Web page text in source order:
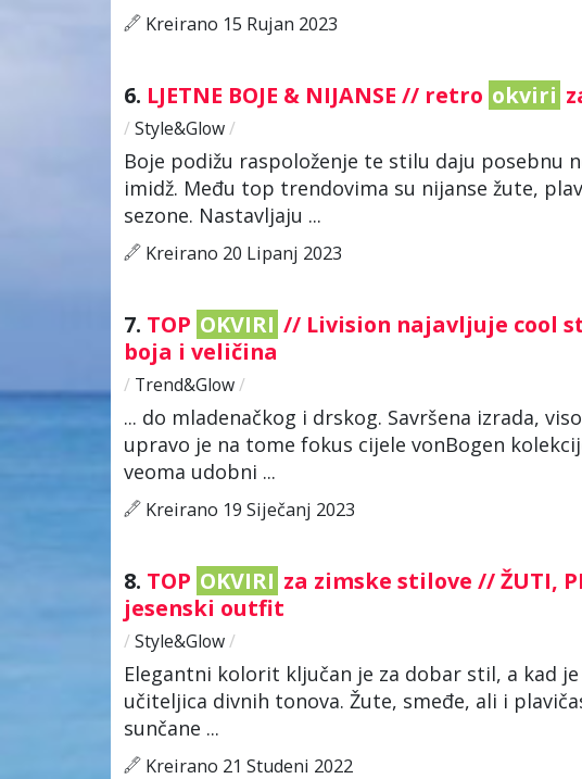
Kreirano 15 Rujan 2023
6. LJETNE BOJE & NIJANSE // retro okviri
/ Style&Glow/
Boje podižu raspoloženje te stilu daju
imidž. Među top trendovima su nijanse žute,
sezone. Nastavljaju ...
Kreirano 20 Lipanj 2023
7. TOP OKVIRI // Livision najavljuje cool
boja i veličina
/ Trend&Glow/
... do mladenačkog i drskog. Savršena izrada,
upravo je na tome fokus cijele vonBogen
veoma udobni ...
Kreirano 19 Siječanj 2023
8. TOP OKVIRI za zimske stilove // ŽUTI,
jesenski outfit
/ Style&Glow/
Elegantni kolorit ključan je za dobar stil, a kad
učiteljica divnih tonova. Žute, smeđe, ali i
sunčane ...
Kreirano 21 Studeni 2022